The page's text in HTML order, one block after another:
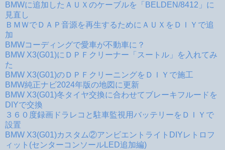
BMWに追加したＡＵＸのケーブルを「BELDEN/8412」に
見直し
ＢＭＷでＤＡＰ音源を再生するためにＡＵＸをＤＩＹで追
加
BMWコーディングで愛車が不動車に？
BMW X3(G01)にＤＰＦクリーナー「スートル」を入れてみ
た
BMW X3(G01)のＤＰＦクリーニングをＤＩＹで施工
BMW純正ナビ2024年版の地図に更新
BMW X3(G01)冬タイヤ交換に合わせてブレーキフルードを
DIYで交換
３６０度録画ドラレコと駐車監視用バッテリーをＤＩＹで
設置
BMW X3(G01)カスタム②アンビエントライトDIYレトロフ
ィット(センターコンソールLED追加編)